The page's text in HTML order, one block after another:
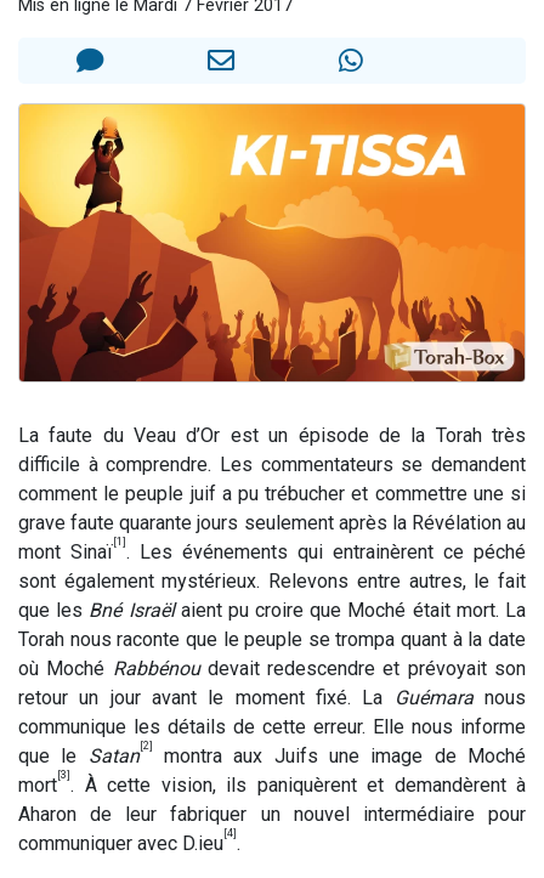
Eva vient de donner son Maasser
3 personnes viennent de faire un don pour Événements Torah-Box
Mis en ligne le Mardi 7 Février 2017
La faute du Veau d’Or est un épisode de la Torah très
difficile à comprendre. Les commentateurs se demandent
comment le peuple juif a pu trébucher et commettre une si
grave faute quarante jours seulement après la Révélation au
mont Sinaï [1] . Les événements qui entrainèrent ce péché
sont également mystérieux. Relevons entre autres, le fait
que les Bné Israëlaient pu croire que Moché était mort. La
Torah nous raconte que le peuple se trompa quant à la date
où Moché Rabbénoudevait redescendre et prévoyait son
retour un jour avant le moment fixé. La
Guémaranous
communique les détails de cette erreur. Elle nous informe
que le Satan [2]
montra aux Juifs une image de Moché
mort [3] . À cette vision, ils paniquèrent et demandèrent à
Aharon de leur fabriquer un nouvel intermédiaire pour
communiquer avec D.ieu [4] .